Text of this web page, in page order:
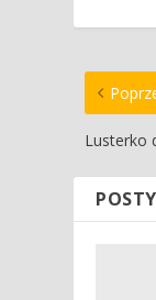
Lusterko